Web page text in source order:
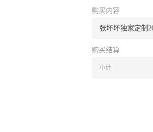
购买内容
张坏坏独家定制
购买结算
小计